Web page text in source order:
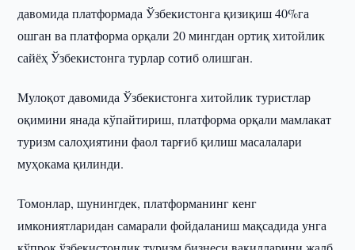
давомида платформада Ўзбекистонга қизиқиш 40%га
ошган ва платформа орқали 20 мингдан ортиқ хитойлик
сайёҳ Ўзбекистонга турлар сотиб олишган.
Мулоқот давомида Ўзбекистонга хитойлик туристлар
оқимини янада кўпайтириш, платформа орқали мамлакат
туризм салоҳиятини фаол тарғиб қилиш масалалари
муҳокама қилинди.
Томонлар, шунингдек, платформанинг кенг
имкониятларидан самарали фойдаланиш мақсадида унга